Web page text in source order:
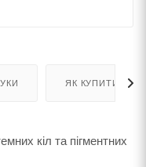
ЯК КУПИТИ
кіл та пігментних